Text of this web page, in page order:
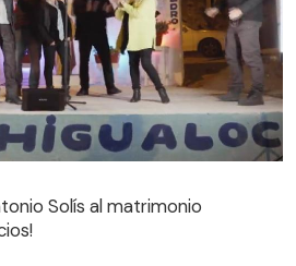
Solís al matrimonio